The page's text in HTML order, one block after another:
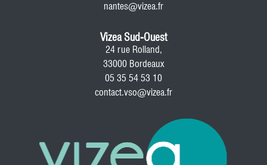
nantes@vizea.fr
Vizea Sud-Ouest
24 rue Rolland,
33000 Bordeaux
05 35 54 53 10
contact.vso@vizea.fr